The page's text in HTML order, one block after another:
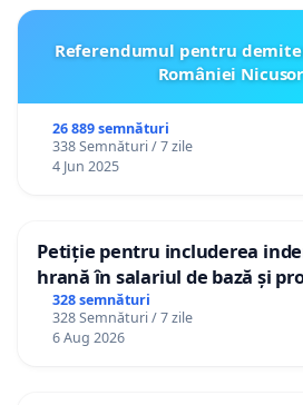
Referendumul pentru
României
26 889 semnături
338 Semnături / 7 zile
4 Jun 2025
Petiție pentru includerea
hrană în salariul de bază și
gradațiilor de vechime pentru
personali
328 semnături
328 Semnături / 7 zile
6 Aug 2026